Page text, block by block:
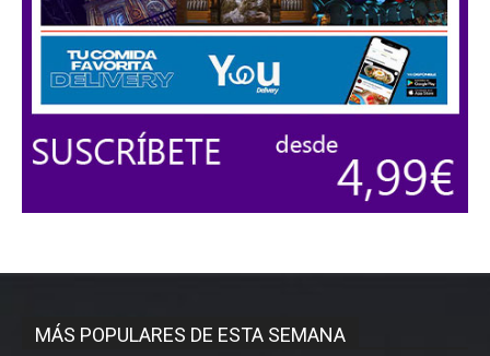
MÁS POPULARES DE ESTA SEMANA